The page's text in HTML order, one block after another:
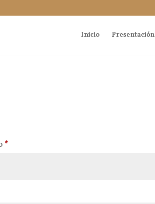
Inicio Presentación
*Obligatorio